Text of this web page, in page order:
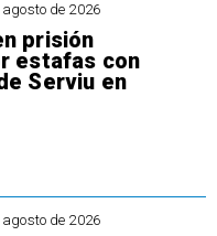
agosto de 2026
prisión
estafas con
Serviu en
agosto de 2026